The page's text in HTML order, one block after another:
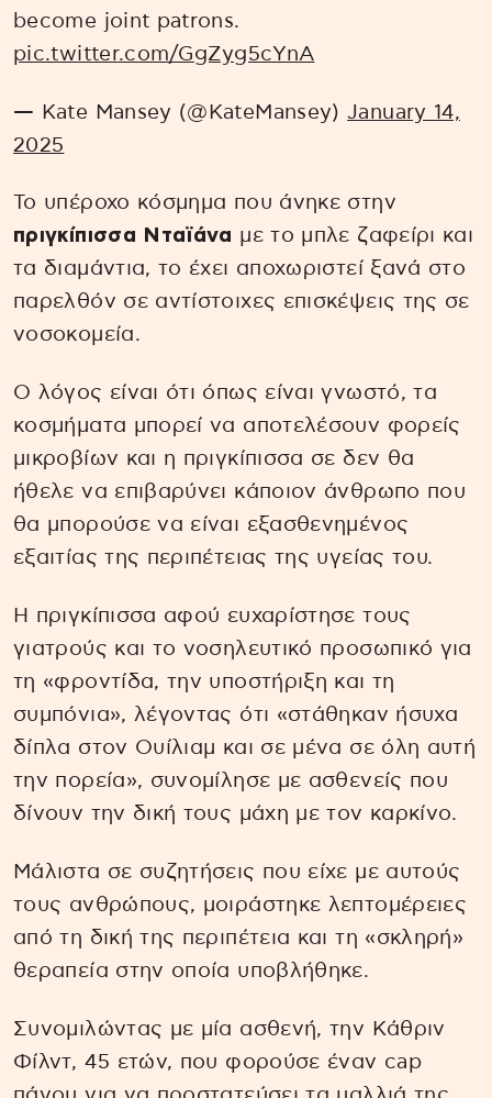
become joint patrons.
pic.twitter.com/GgZyg5cYnA
— Kate Mansey (@KateMansey)January 14,
2025
Το υπέροχο κόσμημα που άνηκε στην
πριγκίπισσα Νταϊάνα με το μπλε ζαφείρι και
τα διαμάντια, το έχει αποχωριστεί ξανά στο
παρελθόν σε αντίστοιχες επισκέψεις της σε
νοσοκομεία.
Ο λόγος είναι ότι όπως είναι γνωστό, τα
κοσμήματα μπορεί να αποτελέσουν φορείς
μικροβίων και η πριγκίπισσα σε δεν θα
ήθελε να επιβαρύνει κάποιον άνθρωπο που
θα μπορούσε να είναι εξασθενημένος
εξαιτίας της περιπέτειας της υγείας του.
Η πριγκίπισσα αφού ευχαρίστησε τους
γιατρούς και το νοσηλευτικό προσωπικό για
τη «φροντίδα, την υποστήριξη και τη
συμπόνια», λέγοντας ότι «στάθηκαν ήσυχα
δίπλα στον Ουίλιαμ και σε μένα σε όλη αυτή
την πορεία», συνομίλησε με ασθενείς που
δίνουν την δική τους μάχη με τον καρκίνο.
Μάλιστα σε συζητήσεις που είχε με αυτούς
τους ανθρώπους, μοιράστηκε λεπτομέρειες
από τη δική της περιπέτεια και τη «σκληρή»
θεραπεία στην οποία υποβλήθηκε.
Συνομιλώντας με μία ασθενή, την Kάθριν
Φίλντ, 45 ετών, που φορούσε έναν cap